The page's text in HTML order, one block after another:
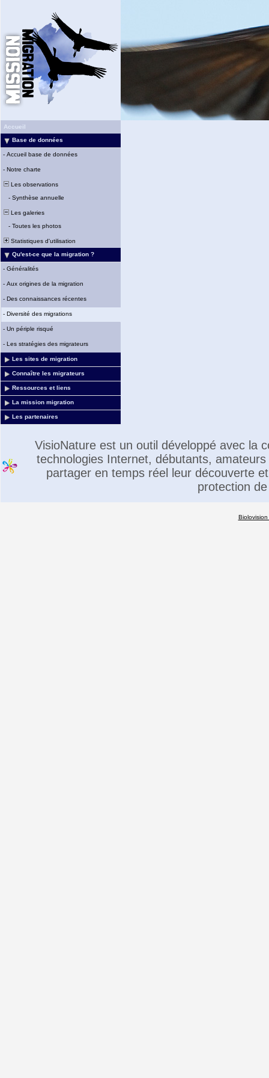
Accueil
Base de données
- Accueil base de données
- Notre charte
Les observations
- Synthèse annuelle
Les galeries
- Toutes les photos
Statistiques d'utilisation
Qu'est-ce que la migration ?
- Généralités
- Aux origines de la migration
- Des connaissances récentes
- Diversité des migrations
- Un périple risqué
- Les stratégies des migrateurs
Les sites de migration
Connaître les migrateurs
Ressources et liens
La mission migration
Les partenaires
VisioNature est un outil développé avec la
technologies Internet, débutants,
partager en temps réel leur découverte
protection
Biolovision